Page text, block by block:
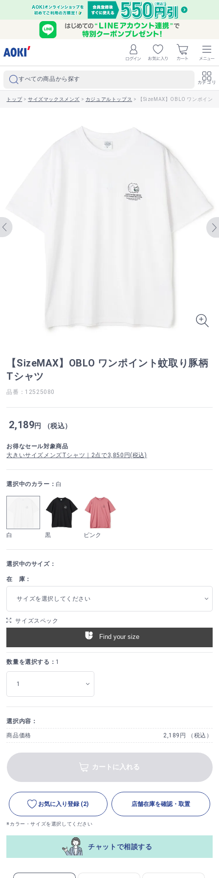
すべての商品から探す カテゴリ
トップ>サイズマックスメンズ > カジュアルトップス > 【SizeMAX】OBLO ワンポイン
【SizeMAX】OBLO ワンポイント蚊取り豚柄
Tシャツ
品番：12525080
2,189円 （税込）
お得なセール対象商品
大きいサイズメンズTシャツ｜2点で3,850円(税込)
選択中のカラー： 白
白 黒 ピンク
選択中のサイズ：
在 庫：
サイズを選択してください
サイズスペック
Find your size
数量を選択する： 1
選択内容：
商品価格 2,189円 （税込）
カートに入れる
お気に入り登録 (2) 店舗在庫を確認・取置
※カラー・サイズを選択してください
チャットで相談する